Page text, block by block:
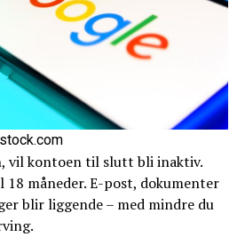
vil kontoen til slutt bli inaktiv.
måneder. E-post, dokumenter
blir liggende – med mindre du